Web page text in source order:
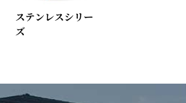
ステンレスシリー
ズ